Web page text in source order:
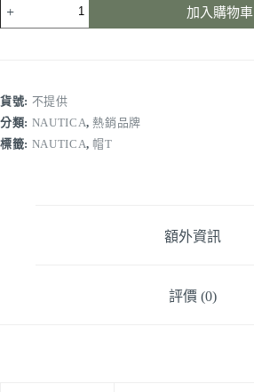
加入購物車
貨號: 不提供
分類: NAUTICA, 熱銷品牌
標籤: NAUTICA, 帽T
額外資訊
評價 (0)